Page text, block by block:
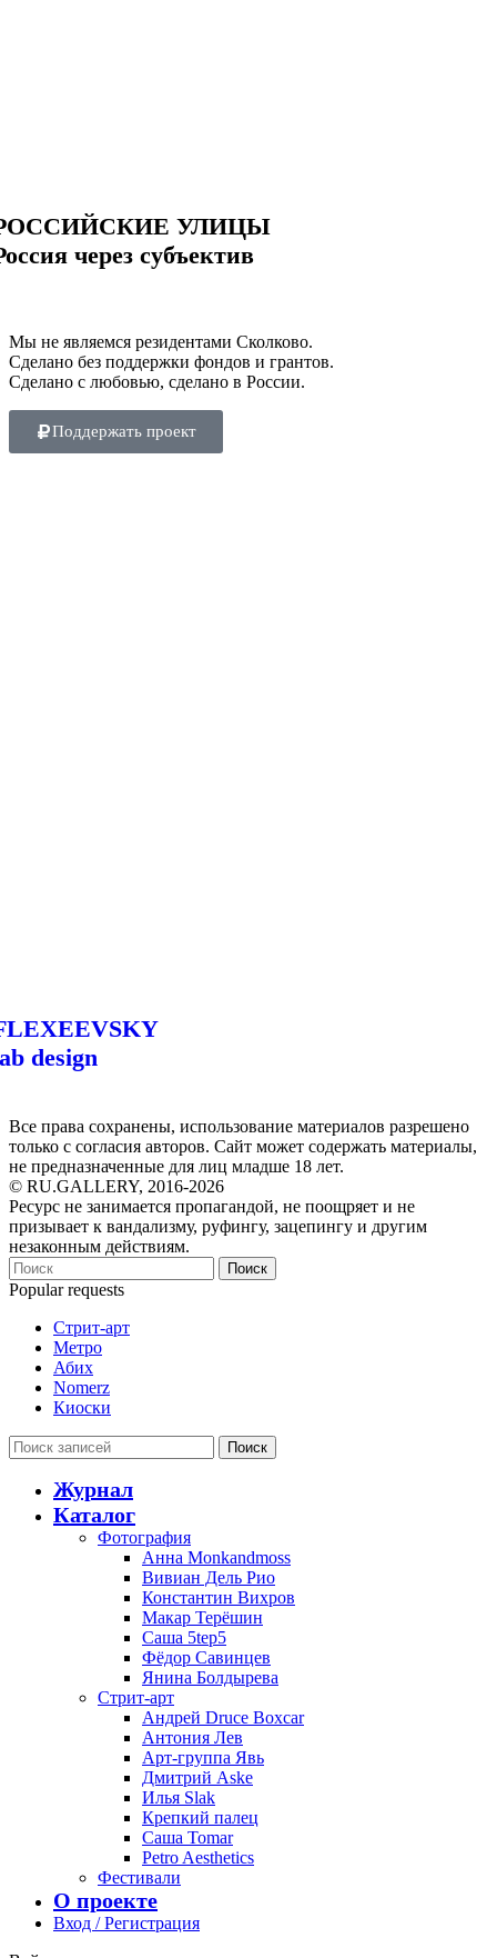
УЛИЦЫ
через субъектив
Мы не являемся резидентами Сколково.
Сделано без поддержки фондов и грантов.
Сделано с любовью, сделано в России.
Поддержать проект
design
Все права сохранены, использование материалов разрешено
только с согласия авторов. Сайт может содержать материалы,
не предназначенные для лиц младше 18 лет.
© RU.GALLERY, 2016-2026
Ресурс не занимается пропагандой, не поощряет и не
призывает к вандализму, руфингу, зацепингу и другим
незаконным действиям.
Поиск
Popular requests
Стрит-арт
Метро
Абих
Nomerz
Киоски
Поиск
Журнал
Каталог
Фотография
Анна Monkandmoss
Вивиан Дель Рио
Константин Вихров
Макар Терёшин
Саша 5tep5
Фёдор Савинцев
Янина Болдырева
Стрит-арт
Андрей Druce Boxcar
Антония Лев
Арт-группа Явь
Дмитрий Aske
Илья Slak
Крепкий палец
Саша Tomar
Petro Aesthetics
Фестивали
О проекте
Вход / Регистрация